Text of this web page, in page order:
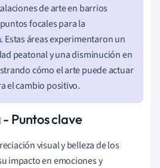
de arte en barrios
focales para la
. Estas áreas experimentaron un
peatonal y una disminución en
cómo el arte puede actuar
el cambio positivo.
Puntos clave
visual y belleza de los
impacto en emociones y